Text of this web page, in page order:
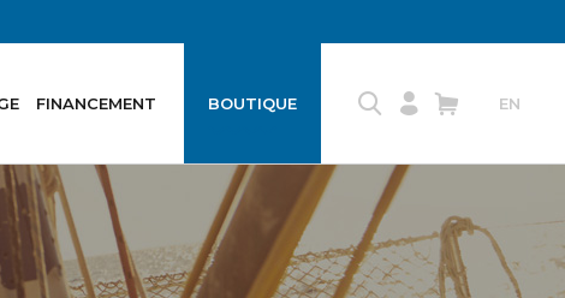
FINANCEMENT BOUTIQUE EN